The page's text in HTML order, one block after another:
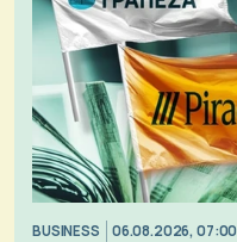
BUSINESS 06.08.2026, 07:00